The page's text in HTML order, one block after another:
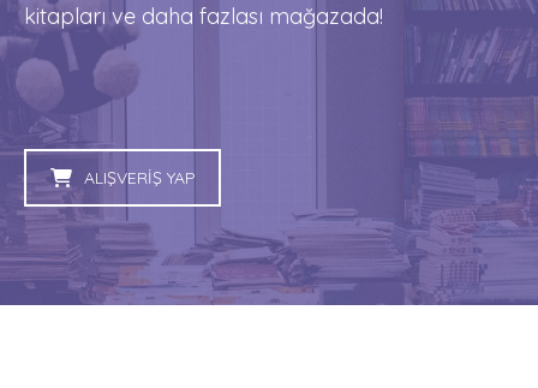
kitapları ve daha fazlası mağazada!
ALIŞVERİŞ YAP